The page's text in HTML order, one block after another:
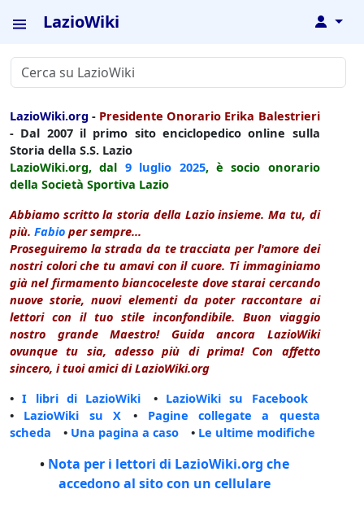
LazioWiki ↓
LazioWiki.org - Presidente Onorario Erika Balestrieri
- Dal 2007 il primo sito enciclopedico online sulla
Storia della S.S. Lazio
LazioWiki.org, dal 9 luglio 2025, è socio onorario
della Società Sportiva Lazio
Abbiamo scritto la storia della Lazio insieme. Ma tu, di
più. Fabio per sempre...
Proseguiremo la strada da te tracciata per l'amore dei
nostri colori che tu amavi con il cuore. Ti immaginiamo
già nel firmamento biancoceleste dove starai cercando
nuove storie, nuovi elementi da poter raccontare ai
lettori con il tuo stile inconfondibile. Buon viaggio
nostro grande Maestro! Guida ancora LazioWiki
ovunque tu sia, adesso più di prima! Con affetto
sincero, i tuoi amici di LazioWiki.org
•I libri di LazioWiki • LazioWiki su Facebook
• LazioWiki su X • Pagine collegate a questa
scheda • Una pagina a caso • Le ultime modifiche
• Nota per i lettori di LazioWiki.org che
accedono al sito con un cellulare